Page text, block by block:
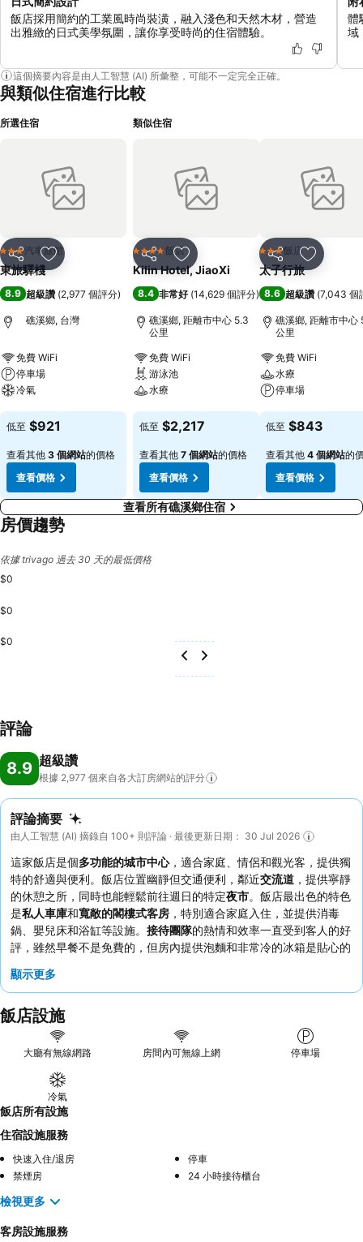
飯店採用簡約的工業風時尚裝潢，融入淺色和天然木材，營造
出雅緻的日式美學氛圍，讓你享受時尚的住宿體驗。
體
域
這個摘要內容是由人工智慧 (AI) 所彙整，可能不一定完全正確。
與類似住宿進行比較
所選住宿
分享 加入我的最愛
3 星級汽車旅館
東旅驛棧
8.9 超級讚 (2,977 個評分)
礁溪鄉, 台灣
免費 WiFi
停車場
冷氣
查看價格
低至 $921
查看其他 3 個網站的價格
查看價格
類似住宿
分享 加入我的最愛
4 星級 飯店
Kilin Hotel, JiaoXi
8.4 非常好 (14,629 個評分)
礁溪鄉, 距離市中心 5.3
公里
免費 WiFi
游泳池
水療
查看價格
低至 $2,217
查看其他 7 個網站的價格
查看價格
分享 加入我的
3 星級飯店
太子行旅
8.6 超級讚 (7,043 個
礁溪鄉, 距離市中心
公里
免費 WiFi
水療
停車場
查看價格
低至 $843
查看其他 4 個網站的
查看價格
查看所有礁溪鄉住宿
房價趨勢
依據 trivago 過去 30 天的最低價格
$0
$0
$0
評論
8.9 超級讚
根據 2,977 個來自各大訂房網站的評分
評論摘要
由人工智慧 (AI) 摘錄自 100+ 則評論 · 最後更新日期： 30 Jul 2026
這家飯店是個多功能的城市中心，適合家庭、情侶和觀光客，提供獨
特的舒適與便利。飯店位置幽靜但交通便利，鄰近交流道 ，提供寧靜
的休憩之所，同時也能輕鬆前往週日的特定夜市。飯店最出色的特色
是私人車庫和寬敞的閣樓式客房 ，特別適合家庭入住，並提供消毒
鍋、嬰兒床和浴缸等設施。 接待團隊的熱情和效率一直受到客人的好
評，雖然早餐不是免費的，但房內提供泡麵和非常冷的冰箱是貼心的
顯示更多
飯店設施
大廳有無線網路 房間內可無線上網 停車場
冷氣
飯店所有設施
住宿設施服務
快速入住/退房
停車
禁煙房
24 小時接待櫃台
檢視更多
客房設施服務